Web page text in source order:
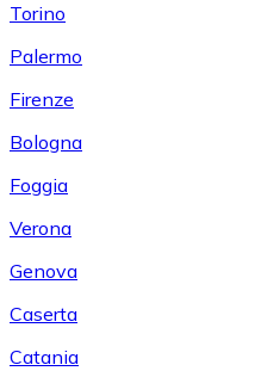
Torino
Palermo
Firenze
Bologna
Foggia
Verona
Genova
Caserta
Catania